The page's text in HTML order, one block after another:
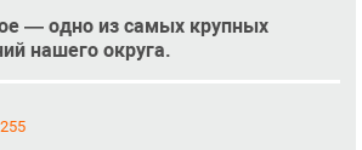
— одно из самых крупных
нашего округа.
255